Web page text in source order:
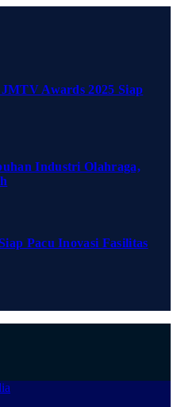
Awards 2025 Siap
Industri Olahraga,
Pacu Inovasi Fasilitas